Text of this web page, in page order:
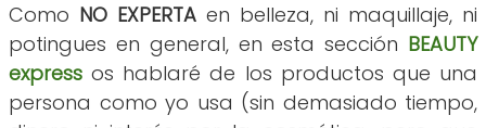
Como NO EXPERTA en belleza, ni maquillaje, ni
potingues en general, en esta sección BEAUTY
express os hablaré de los productos que una
persona como yo usa (sin demasiado tiempo,